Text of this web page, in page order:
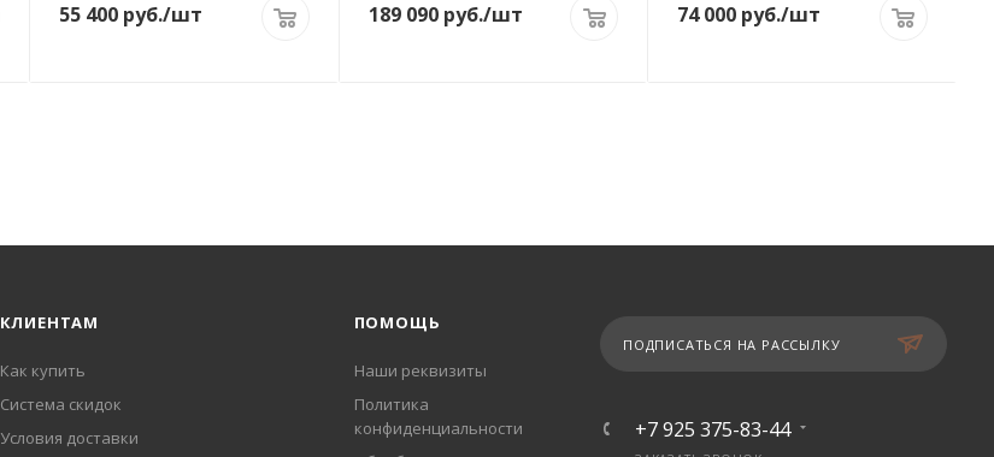
55 400 руб./шт 189 090руб./шт 74 000 руб./шт
КЛИЕНТАМ
Как купить
Система скидок
Условия доставки
ПОМОЩЬ
Наши реквизиты
Политика
конфиденциальности
ПОДПИСАТЬСЯ НА РАССЫЛКУ
+7 925 375-83-44